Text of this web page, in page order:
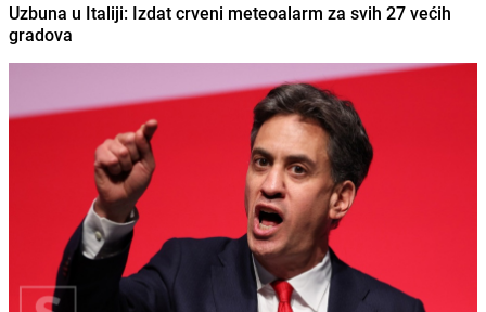
Uzbuna u Italiji: Izdat crveni meteoalarm za svih 27 većih
gradova